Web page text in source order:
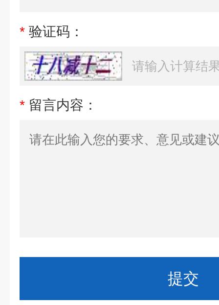
* 验证码：
* 留言内容：